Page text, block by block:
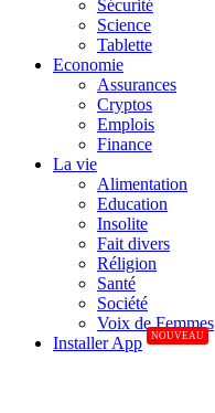
Sécurité
Science
Tablette
Economie
Assurances
Cryptos
Emplois
Finance
La vie
Alimentation
Education
Insolite
Fait divers
Réligion
Santé
Société
Voix de Femmes
Installer App
NOUVEAU